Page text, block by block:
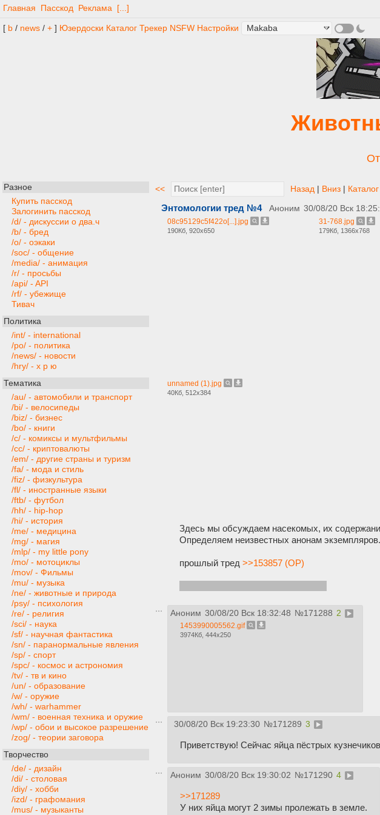
Главная Пасскод Реклама [...]
[ b / news / + ] Юзердоски Каталог Трекер NSFW Настройки
Разное
Купить пасскод
Залогинить пасскод
/d/ - дискуссии о два.ч
/b/ - бред
/o/ - оэкаки
/soc/ - общение
/media/ - анимация
/r/ - просьбы
/api/ - API
/rf/ - убежище
Тивач
Политика
/int/ - international
/po/ - политика
/news/ - новости
/hry/ - х р ю
Тематика
/au/ - автомобили и транспорт
/bi/ - велосипеды
/biz/ - бизнес
/bo/ - книги
/c/ - комиксы и мультфильмы
/cc/ - криптовалюты
/em/ - другие страны и туризм
/fa/ - мода и стиль
/fiz/ - физкультура
/fl/ - иностранные языки
/ftb/ - футбол
/hh/ - hip-hop
/hi/ - история
/me/ - медицина
/mg/ - магия
/mlp/ - my little pony
/mo/ - мотоциклы
/mov/ - Фильмы
/mu/ - музыка
/ne/ - животные и природа
/psy/ - психология
/re/ - религия
/sci/ - наука
/sf/ - научная фантастика
/sn/ - паранормальные явления
/sp/ - спорт
/spc/ - космос и астрономия
/tv/ - тв и кино
/un/ - образование
/w/ - оружие
/wh/ - warhammer
/wm/ - военная техника и оружие
/wp/ - обои и высокое разрешение
/zog/ - теории заговора
Творчество
/de/ - дизайн
/di/ - столовая
/diy/ - хобби
/izd/ - графомания
/mus/ - музыканты
<< Назад | Вниз | Каталог
Энтомологии тред №4 Аноним 30/08/20 Вск
08c95129c5f422o[...].jpg
190Кб, 920x650
31-768.jpg
179Кб, 1366x768
unnamed (1).jpg
40Кб, 512x384
Здесь мы обсуждаем насекомых, их
Определяем неизвестных анонам экземпляров.
прошлый тред >>153857 (OP)
Аноним 30/08/20 Вск 18:32:48 №171288 2
1453990005562.gif
3974Кб, 444x250
30/08/20 Вск 19:23:30 №171289 3
Приветствую! Сейчас яйца пёстрых
Аноним 30/08/20 Вск 19:30:02 №171290 4
>>171289
У них яйца могут 2 зимы пролежать в земле.